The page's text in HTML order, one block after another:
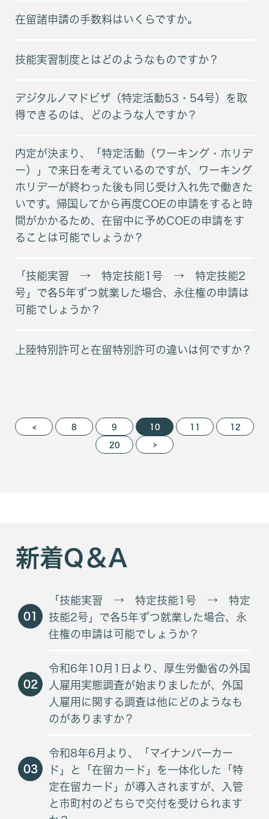
在留諸申請の手数料はいくらですか。
技能実習制度とはどのようなものですか？
デジタルノマドビザ（特定活動53・54号）を取
得できるのは、どのような人ですか？
内定が決まり、「特定活動（ワーキング・ホリデ
ー）」で来日を考えているのですが、ワーキング
ホリデーが終わった後も同じ受け入れ先で働きた
いです。帰国してから再度COEの申請をすると時
間がかかるため、在留中に予めCOEの申請をす
ることは可能でしょうか？
「技能実習 → 特定技能1号 → 特定技能2
号」で各5年ずつ就業した場合、永住権の申請は
可能でしょうか？
上陸特別許可と在留特別許可の違いは何ですか？
< 8 9 10 11 12
20 >
新着Q＆A
01
「技能実習 → 特定技能1号 → 特定
技能2号」で各5年ずつ就業した場合、永
住権の申請は可能でしょうか？
02
令和6年10月1日より、厚生労働省の外国
人雇用実態調査が始まりましたが、外国
人雇用に関する調査は他にどのようなも
のがありますか？
03
令和8年6月より、「マイナンバーカー
ド」と「在留カード」を一体化した「特
定在留カード」が導入されますが、入管
と市町村のどちらで交付を受けられます